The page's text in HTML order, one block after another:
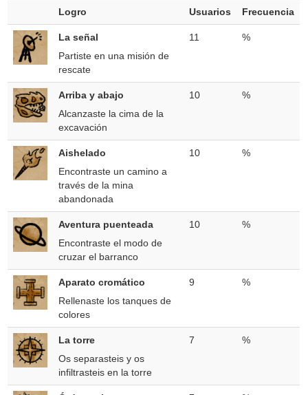
Logro Usuarios Frecuencia
La señal
Partiste en una misión de
rescate
11 %
Arriba y abajo
Alcanzaste la cima de la
excavación
10 %
Aishelado
Encontraste un camino a
través de la mina
abandonada
10 %
Aventura puenteada
Encontraste el modo de
cruzar el barranco
10 %
Aparato cromático
Rellenaste los tanques de
colores
9 %
La torre
Os separasteis y os
infiltrasteis en la torre
7 %